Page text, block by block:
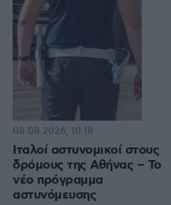
Ιταλοί αστυνομικοί στους
δρόμους της Αθήνας – Το
νέο πρόγραμμα
αστυνόμευσης
08.08.2026, 10:18